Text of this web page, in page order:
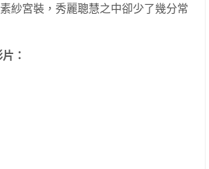
紗宮裝，秀麗聰慧之中卻少了幾分常
：